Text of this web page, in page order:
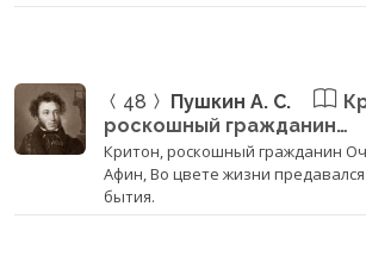
48 Пушкин А. С.
роскошный гражданин…
Критон, роскошный гражданин
Афин, Во цвете жизни
бытия.